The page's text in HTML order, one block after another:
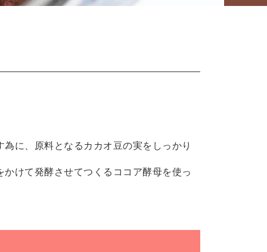
に、原料となるカカオ豆の実をしっかり
けて発酵させてつくるココア酵母を使っ